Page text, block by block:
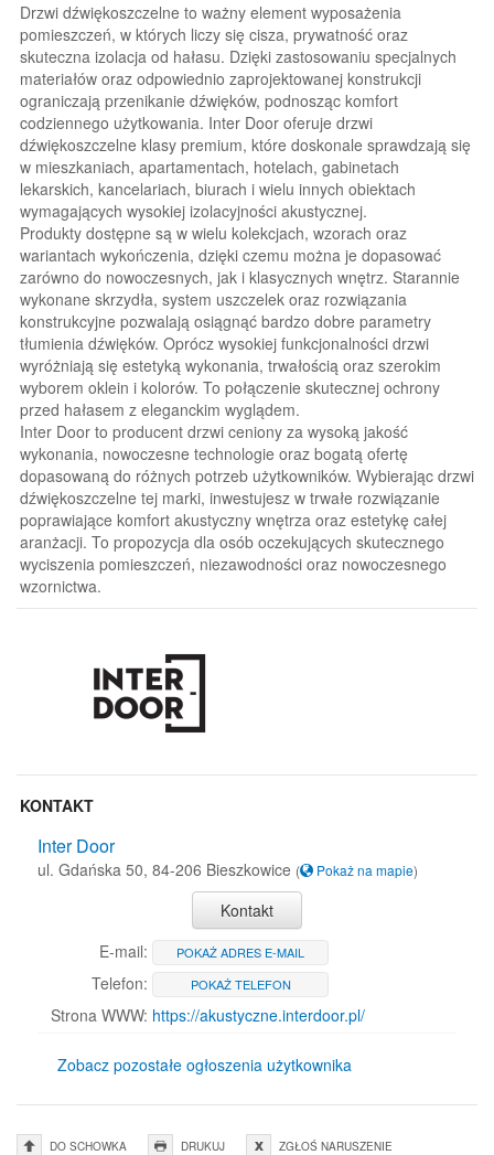
Drzwi dźwiękoszczelne to ważny element wyposażenia
pomieszczeń, w których liczy się cisza, prywatność oraz
skuteczna izolacja od hałasu. Dzięki zastosowaniu specjalnych
materiałów oraz odpowiednio zaprojektowanej konstrukcji
ograniczają przenikanie dźwięków, podnosząc komfort
codziennego użytkowania. Inter Door oferuje drzwi
dźwiękoszczelne klasy premium, które doskonale sprawdzają się
w mieszkaniach, apartamentach, hotelach, gabinetach
lekarskich, kancelariach, biurach i wielu innych obiektach
wymagających wysokiej izolacyjności akustycznej.
Produkty dostępne są w wielu kolekcjach, wzorach oraz
wariantach wykończenia, dzięki czemu można je dopasować
zarówno do nowoczesnych, jak i klasycznych wnętrz. Starannie
wykonane skrzydła, system uszczelek oraz rozwiązania
konstrukcyjne pozwalają osiągnąć bardzo dobre parametry
tłumienia dźwięków. Oprócz wysokiej funkcjonalności drzwi
wyróżniają się estetyką wykonania, trwałością oraz szerokim
wyborem oklein i kolorów. To połączenie skutecznej ochrony
przed hałasem z eleganckim wyglądem.
Inter Door to producent drzwi ceniony za wysoką jakość
wykonania, nowoczesne technologie oraz bogatą ofertę
dopasowaną do różnych potrzeb użytkowników. Wybierając drzwi
dźwiękoszczelne tej marki, inwestujesz w trwałe rozwiązanie
poprawiające komfort akustyczny wnętrza oraz estetykę całej
aranżacji. To propozycja dla osób oczekujących skutecznego
wyciszenia pomieszczeń, niezawodności oraz nowoczesnego
wzornictwa.
KONTAKT
Inter Door
ul. Gdańska 50, 84-206 Bieszkowice ( Pokaż na mapie)
Kontakt
E-mail:
POKAŻ ADRES E-MAIL
Telefon: POKAŻ TELEFON
Strona WWW: https://akustyczne.interdoor.pl/
Zobacz pozostałe ogłoszenia użytkownika
DO SCHOWKA DRUKUJ ZGŁOŚ NARUSZENIE